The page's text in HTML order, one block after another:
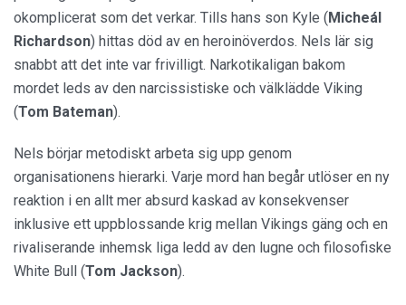
okomplicerat som det verkar. Tills hans son Kyle ( Micheál
Richardson) hittas död av en heroinöverdos. Nels lär sig
snabbt att det inte var frivilligt. Narkotikaligan bakom
mordet leds av den narcissistiske och välklädde Viking
(Tom Bateman).
Nels börjar metodiskt arbeta sig upp genom
organisationens hierarki. Varje mord han begår utlöser en ny
reaktion i en allt mer absurd kaskad av konsekvenser
inklusive ett uppblossande krig mellan Vikings gäng och en
rivaliserande inhemsk liga ledd av den lugne och filosofiske
White Bull (Tom Jackson).